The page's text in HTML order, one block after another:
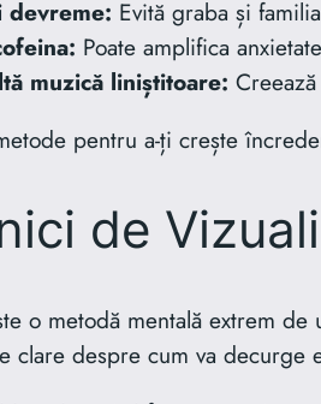
Evită graba și
Poate amplifica
muzică liniștitoare:
pentru a-ți crește
de
o metodă mentală extrem
clare despre cum va